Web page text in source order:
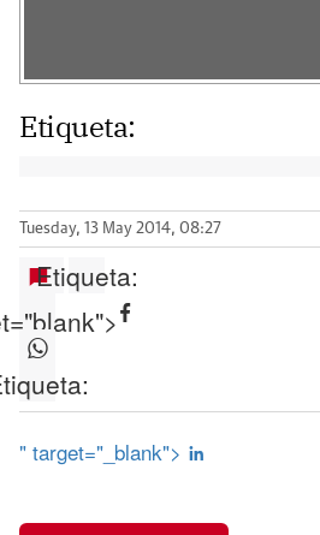
Etiqueta:
Tuesday, 13 May 2014, 08:27
Etiqueta:
" target="_blank">